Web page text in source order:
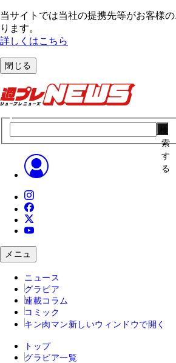
当サイトでは当社の提携先等がお客様
ります。
詳しくはこちら
閉じる
索
す
る
メニュ
ニュース
グラビア
連載コラム
コミック
キン肉マン 新しいウィンドウで開く
トップ
グラビア一覧